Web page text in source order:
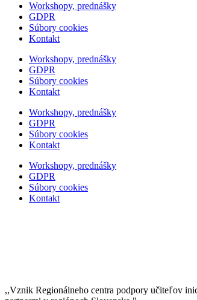
Workshopy, prednášky
GDPR
Súbory cookies
Kontakt
Workshopy, prednášky
GDPR
Súbory cookies
Kontakt
Workshopy, prednášky
GDPR
Súbory cookies
Kontakt
Workshopy, prednášky
GDPR
Súbory cookies
Kontakt
,,Vznik Regionálneho centra podpory učiteľov